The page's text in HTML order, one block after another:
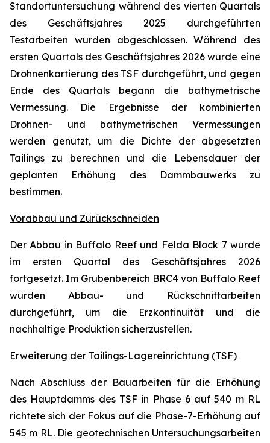
Standortuntersuchung während des vierten Quartals
des Geschäftsjahres 2025 durchgeführten
Testarbeiten wurden abgeschlossen. Während des
ersten Quartals des Geschäftsjahres 2026 wurde eine
Drohnenkartierung des TSF durchgeführt, und gegen
Ende des Quartals begann die bathymetrische
Vermessung. Die Ergebnisse der kombinierten
Drohnen- und bathymetrischen Vermessungen
werden genutzt, um die Dichte der abgesetzten
Tailings zu berechnen und die Lebensdauer der
geplanten Erhöhung des Dammbauwerks zu
bestimmen.
Vorabbau und Zurückschneiden
Der Abbau in Buffalo Reef und Felda Block 7 wurde
im ersten Quartal des Geschäftsjahres 2026
fortgesetzt. Im Grubenbereich BRC4 von Buffalo Reef
wurden Abbau- und Rückschnittarbeiten
durchgeführt, um die Erz­kontinuität und die
nachhaltige Produktion sicherzustellen.
Erweiterung der Tailings-Lagereinrichtung (TSF)
Nach Abschluss der Bauarbeiten für die Erhöhung
des Hauptdamms des TSF in Phase 6 auf 540 m RL
richtete sich der Fokus auf die Phase-7-Erhöhung auf
545 m RL. Die geotechnischen Untersuchungsarbeiten